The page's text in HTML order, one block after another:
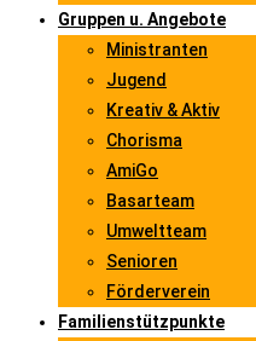
Gruppen u. Angebote
Ministranten
Jugend
Kreativ & Aktiv
Chorisma
AmiGo
Basarteam
Umweltteam
Senioren
Förderverein
Familienstützpunkte